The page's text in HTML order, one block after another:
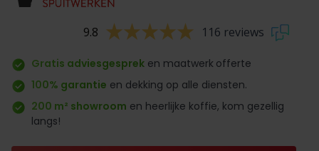
9.8 116 reviews
Gratis adviesgesprek en maatwerk offerte
100% garantie en dekking op alle diensten.
200 m² showroom en heerlijke koffie, kom gezellig
langs!